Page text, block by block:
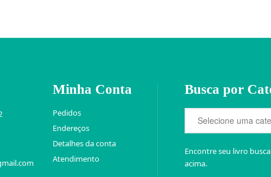
Minha Conta
Pedidos
Endereços
Detalhes da conta
Atendimento
Busca por
Encontre seu livro
acima.